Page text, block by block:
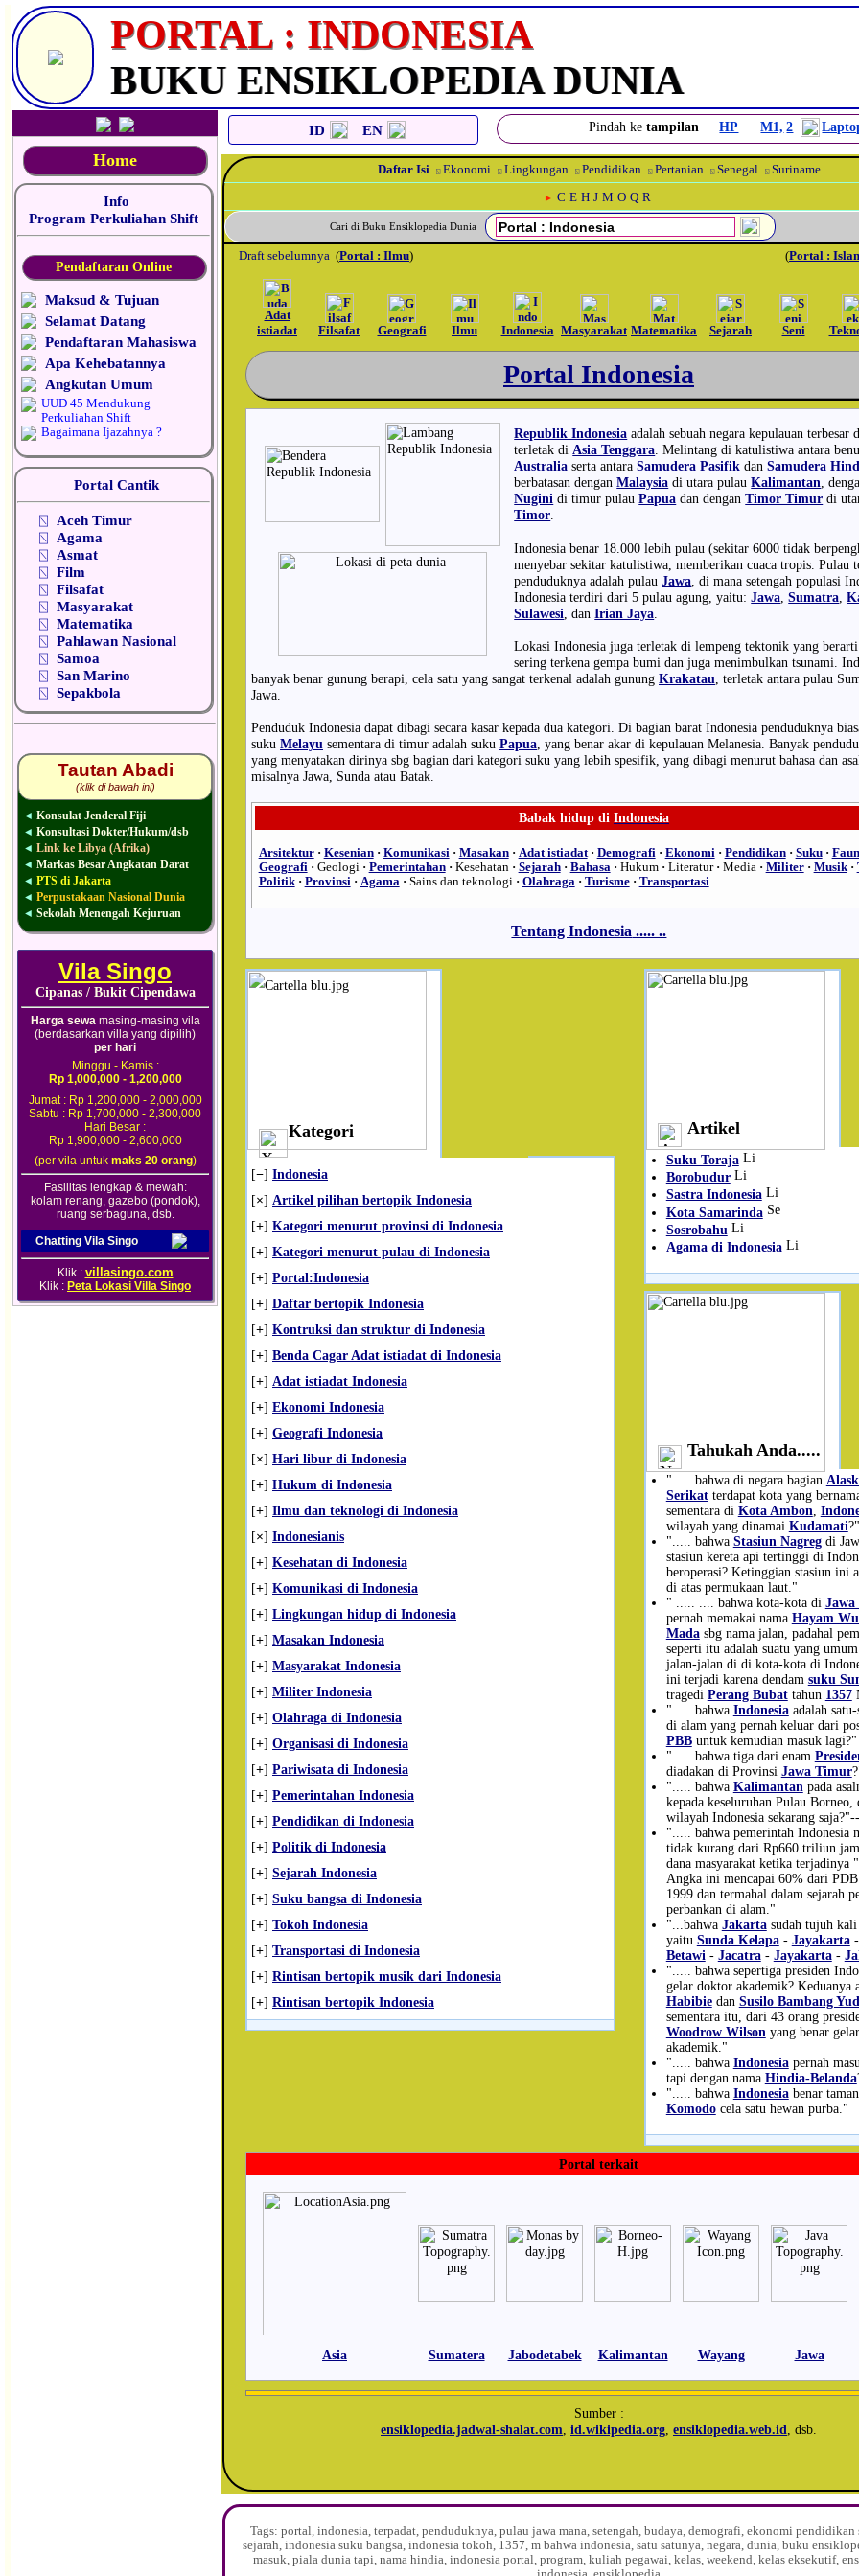
PORTAL : INDONESIA
BUKU ENSIKLOPEDIA DUNIA
Home
Info
Program Perkuliahan Shift
Pendaftaran Online
Maksud & Tujuan
Selamat Datang
Pendaftaran Mahasiswa
Apa Kehebatannya
Angkutan Umum
UUD 45 Mendukung
Perkuliahan Shift
Bagaimana Ijazahnya ?
Portal Cantik
⍂ Aceh Timur
⍂ Agama
⍂ Asmat
⍂ Film
⍂ Filsafat
⍂ Masyarakat
⍂ Matematika
⍂ Pahlawan Nasional
⍂ Samoa
⍂ San Marino
⍂ Sepakbola
Tautan Abadi
(klik di bawah ini)
◄ Konsulat Jenderal Fiji
◄ Konsultasi Dokter/Hukum/dsb
◄ Link ke Libya (Afrika)
◄ Markas Besar Angkatan Darat
◄ PTS di Jakarta
◄ Perpustakaan Nasional Dunia
◄ Sekolah Menengah Kejuruan
Vila Singo
Cipanas / Bukit Cipendawa
Harga sewamasing-masing vila
(berdasarkan villa yang dipilih)
per hari
Minggu - Kamis :
Rp 1,000,000 - 1,200,000
Jumat : Rp 1,200,000 - 2,000,000
Sabtu : Rp 1,700,000 - 2,300,000
Hari Besar :
Rp 1,900,000 - 2,600,000
(per vila untuk maks 20 orang)
Fasilitas lengkap & mewah:
kolam renang, gazebo (pondok),
ruang serbaguna, dsb.
Chatting Vila Singo
Klik : villasingo.com
Klik : Peta Lokasi Villa Singo
ID EN Pindah ketampilan HP M1, 2
Daftar Isi ⍂ Ekonomi ⍂ Lingkungan ⍂ Pendidikan ⍂ Pertanian ⍂ Senegal ⍂ Suriname
► C E H J M O Q R
Cari di Buku Ensiklopedia Dunia
Draft sebelumnya (Portal : Ilmu) (Portal :
Adat
istiadat
Filsafat Geografi Ilmu Indonesia Masyarakat Matematika Sejarah Seni
Portal Indonesia
Republik Indonesia adalah sebuah negara kepulauan terbesar
terletak diAsia Tenggara. Melintang di katulistiwa antara
Australia serta antaraSamudera Pasifik danSamudera
berbatasan denganMalaysia di utara pulauKalimantan,
Nugini di timur pulauPapua dan denganTimor Timur di
Timor.
Indonesia benar 18.000 lebih pulau (sekitar 6000 tidak
menyebar sekitar katulistiwa, memberikan cuaca tropis. Pulau
penduduknya adalah pulauJawa , di mana setengah populasi
Indonesia terdiri dari 5 pulau agung, yaitu:Jawa ,Sumatra ,
Sulawesi , danIrian Jaya
Lokasi Indonesia juga terletak di lempeng tektonik yang
sering terkena gempa bumi dan juga menimbulkan tsunami.
banyak benar gunung berapi, cela satu yang sangat terkenal adalah gunung Krakatau , terletak antara pulau
Jawa.
Penduduk Indonesia dapat dibagi secara kasar kepada dua kategori. Di bagian barat Indonesia penduduknya
suku Melayu sementara di timur adalah suku Papua, yang benar akar di kepulauan Melanesia. Banyak
yang menyatakan dirinya sbg bagian dari kategori suku yang lebih spesifik, yang dibagi menurut bahasa dan
misalnya Jawa, Sunda atau Batak.
Babak hidupdi Indonesia
Arsitektur · Kesenian · Komunikasi · Masakan · Adat istiadat · Demografi · Ekonomi · Pendidikan · Suku ·
Geografi · Geologi · Pemerintahan · Kesehatan · Sejarah · Bahasa · Hukum · Literatur · Media · Militer · Musik ·
Politik · Provinsi · Agama · Sains dan teknologi · Olahraga · Turisme · Transportasi
Tentang Indonesia ..... ..
Kategori
[−] Indonesia
[×] Artikel pilihan bertopik Indonesia
[+] Kategori menurut provinsi di Indonesia
[+] Kategori menurut pulau di Indonesia
[+] Portal:Indonesia
[+] Daftar bertopik Indonesia
[+] Kontruksi dan struktur di Indonesia
[+] Benda Cagar Adat istiadat di Indonesia
[+] Adat istiadat Indonesia
[+] Ekonomi Indonesia
[+] Geografi Indonesia
[×] Hari libur di Indonesia
[+] Hukum di Indonesia
[+] Ilmu dan teknologi di Indonesia
[×] Indonesianis
[+] Kesehatan di Indonesia
[+] Komunikasi di Indonesia
[+] Lingkungan hidup di Indonesia
[+] Masakan Indonesia
[+] Masyarakat Indonesia
[+] Militer Indonesia
[+] Olahraga di Indonesia
[+] Organisasi di Indonesia
[+] Pariwisata di Indonesia
[+] Pemerintahan Indonesia
[+] Pendidikan di Indonesia
[+] Politik di Indonesia
[+] Sejarah Indonesia
[+] Suku bangsa di Indonesia
[+] Tokoh Indonesia
[+] Transportasi di Indonesia
[+] Rintisan bertopik musik dari Indonesia
[+] Rintisan bertopik Indonesia
Artikel
Suku Toraja
Borobudur
Sastra Indonesia
Kota Samarinda
Sosrobahu
Agama di Indonesia
Tahukah Anda.....
"..... bahwa di negara bagian
Serikatterdapat kota yang
sementara di Kota Ambon
wilayah yang dinamai Kudamati?"
"..... bahwa Stasiun Nagregdi
stasiun kereta api tertinggi di
beroperasi? Ketinggian stasiun ini
di atas permukaan laut."
" ..... .... bahwa kota-kota di Jawa
pernah memakai nama Hayam
Madasbg nama jalan, padahal
seperti itu adalah suatu yang
jalan-jalan di di kota-kota di
ini terjadi karena dendam suku
tragedi Perang Bubattahun 1357
"..... bahwa Indonesiaadalah satu-
di alam yang pernah keluar dari
PBBuntuk kemudian masuk lagi?"
"..... bahwa tiga dari enam
diadakan di Provinsi Jawa Timur
"..... bahwa Kalimantan pada
kepada keseluruhan Pulau Borneo,
wilayah Indonesia sekarang
"..... bahwa pemerintah Indonesia
tidak kurang dari Rp660 triliun
dana masyarakat ketika terjadinya "
Angka ini mencapai 60% dari
1999 dan termahal dalam sejarah
perbankan di alam."
"...bahwa Jakartasudah tujuh kali
yaitu Sunda Kelapa- Jayakarta-
Betawi - Jacatra- Jayakarta-
"..... bahwa sepertiga presiden
gelar doktor akademik? Keduanya
Habibiedan Susilo Bambang
sementara itu, dari 43 orang
Woodrow Wilson yang benar
akademik."
"..... bahwa Indonesiapernah
tapi dengan nama Hindia-Belanda
"..... bahwa Indonesiabenar
Komodocela satu hewan purba."
Portal terkait
Asia Sumatera Jabodetabek Kalimantan Wayang Jawa
Sumber :
ensiklopedia.jadwal-shalat.com id.wikipedia.org ensiklopedia.web.id , dsb.
Tags: portal, indonesia, terpadat, penduduknya, pulau jawa mana, setengah, budaya, demografi, ekonomi pendidikan
sejarah, indonesia suku bangsa, indonesia tokoh, 1357, m bahwa indonesia, satu satunya, negara, dunia, buku
masuk, piala dunia tapi, nama hindia, indonesia portal, program, kuliah pegawai, kelas, weekend, kelas eksekutif,